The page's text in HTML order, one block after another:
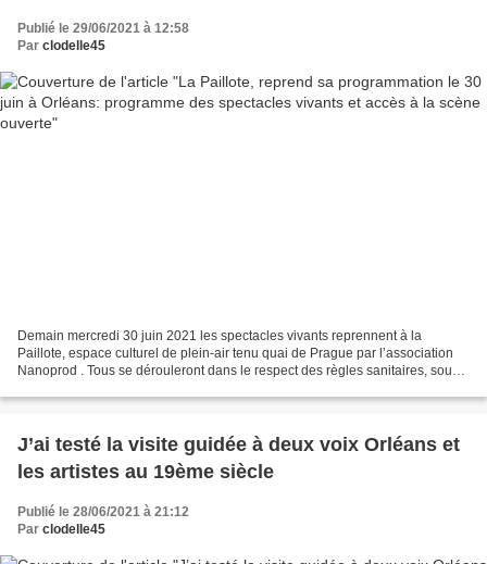
Publié le 29/06/2021 à 12:58
Par clodelle45
Demain mercredi 30 juin 2021 les spectacles vivants reprennent à la
Paillote, espace culturel de plein-air tenu quai de Prague par l’association
Nanoprod . Tous se dérouleront dans le respect des règles sanitaires, sous
J’ai testé la visite guidée à deux voix Orléans et
les artistes au 19ème siècle
Publié le 28/06/2021 à 21:12
Par clodelle45